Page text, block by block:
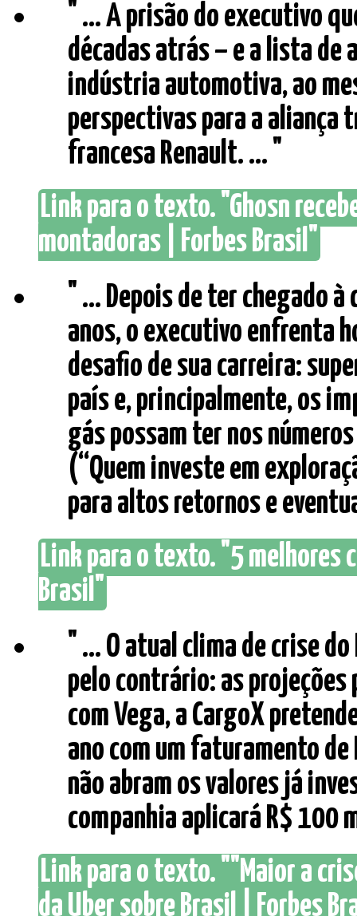
" ... A prisão do executivo
décadas atrás – e a lista de
indústria automotiva, ao
perspectivas para a aliança
francesa Renault. ... "
Link para o texto. "Ghosn
montadoras | Forbes Brasil"
" ... Depois de ter chegado
anos, o executivo enfrenta
desafio de sua carreira:
país e, principalmente, os
gás possam ter nos
(“Quem investe em
para altos retornos e
Link para o texto. "5 melhores
Brasil"
" ... O atual clima de crise
pelo contrário: as
com Vega, a CargoX
ano com um faturamento
não abram os valores já
companhia aplicará R$ 100
Link para o texto. ""Maior a
da Uber sobre Brasil | Forbes